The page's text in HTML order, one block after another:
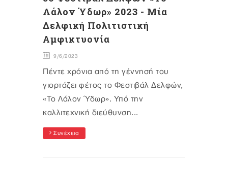
Λάλον Ύδωρ» 2023 - Μία
Δελφική Πολιτιστική
Αμφικτυονία
9/6/2023
Πέντε χρόνια από τη γέννησή του
γιορτάζει φέτος το Φεστιβάλ Δελφών,
«Το Λάλον Ύδωρ». Υπό την
καλλιτεχνική διεύθυνση...
Συνέχεια